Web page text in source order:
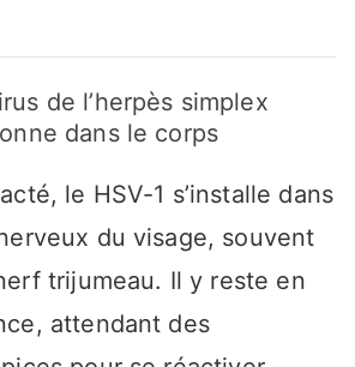
de l’herpès simplex
dans le corps
le HSV-1 s’installe dans
du visage, souvent
trijumeau. Il y reste en
attendant des